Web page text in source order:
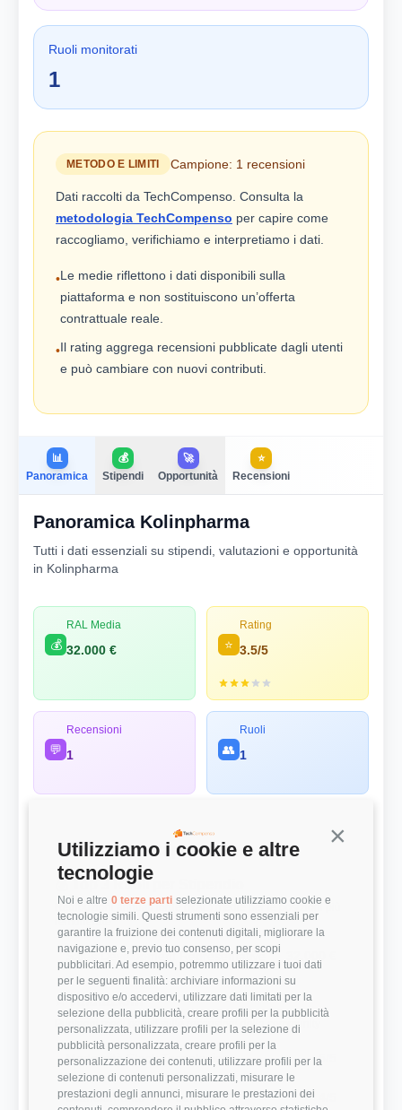
Continua
Utilizziamo i cookie e altre
tecnologie
Noi e altre 0 terze parti selezionate utilizziamo cookie e
tecnologie simili. Questi strumenti sono essenziali per
garantire la fruizione dei contenuti digitali, migliorare la
navigazione e, previo tuo consenso, per scopi
pubblicitari. Ad esempio, potremmo utilizzare i tuoi dati
per le seguenti finalità: archiviare informazioni su
dispositivo e/o accedervi, utilizzare dati limitati per la
selezione della pubblicità, creare profili per la pubblicità
personalizzata, utilizzare profili per la selezione di
pubblicità personalizzata, creare profili per la
personalizzazione dei contenuti, utilizzare profili per la
selezione di contenuti personalizzati, misurare le
prestazioni degli annunci, misurare le prestazioni dei
Ruoli monitorati
1
METODO E LIMITI Campione: 1 recensioni
Dati raccolti da TechCompenso. Consulta la
metodologia TechCompenso per capire come
raccogliamo, verifichiamo e interpretiamo i dati.
•Le medie riflettono i dati disponibili sulla
piattaforma e non sostituiscono un’offerta
contrattuale reale.
•Il rating aggrega recensioni pubblicate dagli utenti
e può cambiare con nuovi contributi.
📊
Panoramica
💰
Stipendi
🚀
Opportunità
⭐
Recensioni
Panoramica Kolinpharma
Tutti i dati essenziali su stipendi, valutazioni e opportunità
in Kolinpharma
💰
RAL Media
32.000 € ⭐
Rating
3.5/5
💬
Recensioni
1 👥
Ruoli
1
Panoramica Rapida
💰 Top 3 Ruoli per Stipendio
Retribuzioni annuali lorde (RAL) medie per le posizioni più
remunerate
Sales Development Representative
⭐ Valutazioni
Punteggi medi basati sulle recensioni della community
Modernità Stack Tecnologico 5/5
Bilanciamento Vita-Lavoro